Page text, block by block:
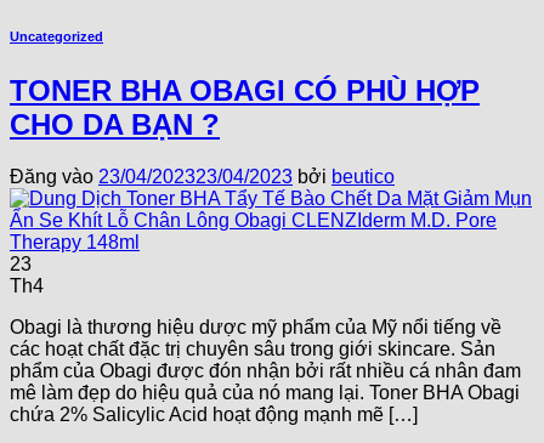
Uncategorized
TONER BHA OBAGI CÓ PHÙ HỢP
CHO DA BẠN ?
Đăng vào 23/04/202323/04/2023 bởi beutico
23
Th4
Obagi là thương hiệu dược mỹ phẩm của Mỹ nổi tiếng về
các hoạt chất đặc trị chuyên sâu trong giới skincare. Sản
phẩm của Obagi được đón nhận bởi rất nhiều cá nhân đam
mê làm đẹp do hiệu quả của nó mang lại. Toner BHA Obagi
chứa 2% Salicylic Acid hoạt động mạnh mẽ […]